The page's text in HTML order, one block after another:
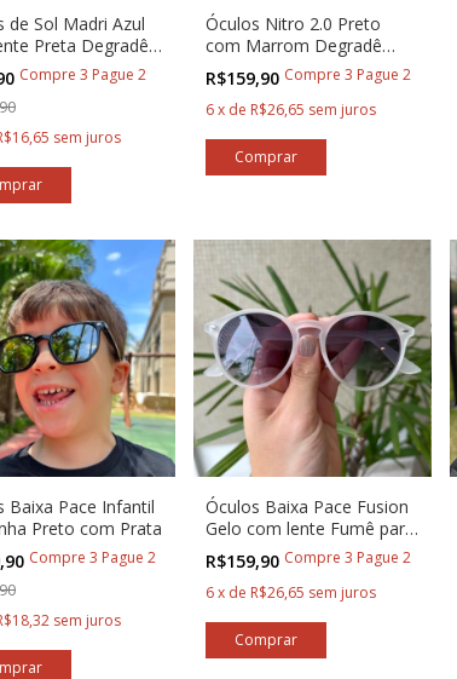
de Sol Madri Azul
Preta Degradê
para Corredores
Compre 3 Pague 2
sem juros
Óculos Nitro 2.0 Preto
com Marrom Degradê
Baixa Pace®
R$159,90 Compre 3 Pague 2
6x de R$26,65 sem juros
Baixa Pace Infantil
Preto com Prata
Compre 3 Pague 2
sem juros
Óculos Baixa Pace Fusion
Gelo com lente Fumê para
Corredores
R$159,90 Compre 3 Pague 2
6x de R$26,65 sem juros